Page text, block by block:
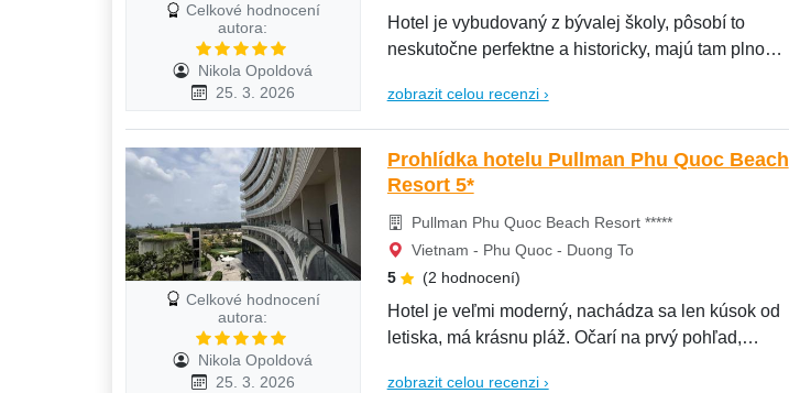
Celkové hodnocení
autora:
Nikola Opoldová
25. 3. 2026
Hotel je vybudovaný z bývalej školy, pôsobí to
neskutočne perfektne a historicky, majú tam plno
zobrazit celou recenzi ›
Celkové hodnocení
autora:
Nikola Opoldová
25. 3. 2026
Prohlídka hotelu Pullman Phu Quoc Beach
Resort 5*
Pullman Phu Quoc Beach Resort *****
Vietnam - Phu Quoc - Duong To
5
(2 hodnocení)
Hotel je veľmi moderný, nachádza sa len kúsok od
letiska, má krásnu pláž. Očarí na prvý pohľad,
zobrazit celou recenzi ›